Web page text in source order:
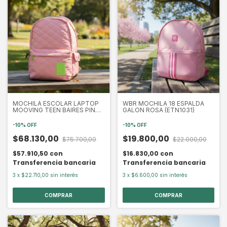
MOCHILA ESCOLAR LAPTOP
MOOVING TEEN BAIRES PINK
-10% OFF
$68.130,00 $75.700,00
$57.910,50 con
Transferencia bancaria
3 x $22.710,00 sin interés
WBR MOCHILA 18 ESPALDA
GALON ROSA (ETN1031)
-10% OFF
$19.800,00 $22.000,00
$16.830,00 con
Transferencia bancaria
3 x $6.600,00 sin interés